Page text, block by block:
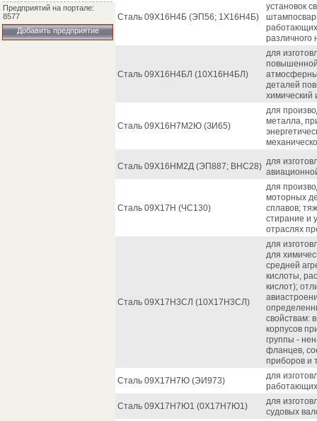
Предприятий на портале:
8577
Добавить предприятие
Сталь 09Х16Н4Б (ЭП56; 1Х16Н4Б)
установок
работающих
различного
Сталь 09Х16Н4БЛ (10Х16Н4БЛ)
для
повышенной
деталей
химический
Сталь 09Х16Н7М2Ю (ЗИ65)
для
металла,
Сталь 09Х16НМ2Д (ЭП887; ВНС28) для
Сталь 09Х17Н (ЧС130)
для
моторных
сплавов;
стирание и
отраслях
Сталь 09Х17Н3СЛ (10Х17Н3СЛ)
для
для
средней
кислоты,
кислот);
свойствам:
корпусов
группы -
фланцев,
приборов и
Сталь 09Х17Н7Ю (ЭИ973)
для
Сталь 09Х17Н7Ю1 (0Х17Н7Ю1)
для
судовых